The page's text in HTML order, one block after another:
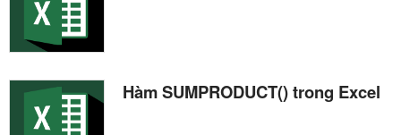
Hàm SUMPRODUCT() trong Excel